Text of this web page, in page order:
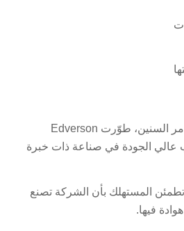
جودة القوالب - على مر السنين، طوّرت Edverson
الجودة في صناعة ذات خبرة
الأيزو 9001 - تطمئن المستهلك بأن الشركة تصنع
فيها.